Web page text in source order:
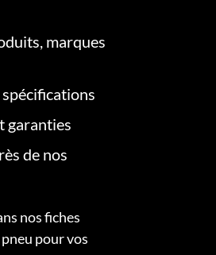
marques
garanties
de nos
nos fiches
pour vos